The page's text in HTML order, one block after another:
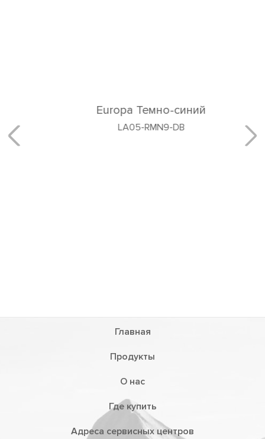
Europa Темно-синий
LA05-RMN9-DB
Главная
Продукты
О нас
Где купить
Адреса сервисных центров